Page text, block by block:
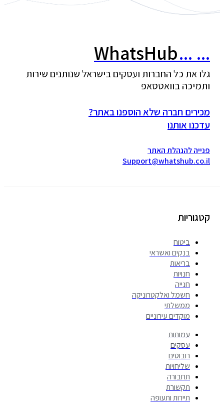
...
WhatsHub
את כל החברות ועסקים בישראל שנותנים שירות
בוואטסאפ
חברה שלא הוספנו באתר?
אותנו
להנהלת האתר
ביטוח
בנקים ואשראי
בריאות
חנויות
חנייה
חשמל ואלקטרוניקה
ממשלתי
מוקדים עירוניים
עמותות
עסקים
רובוטים
שליחויות
תחבורה
תקשורת
תיירות ותעופה